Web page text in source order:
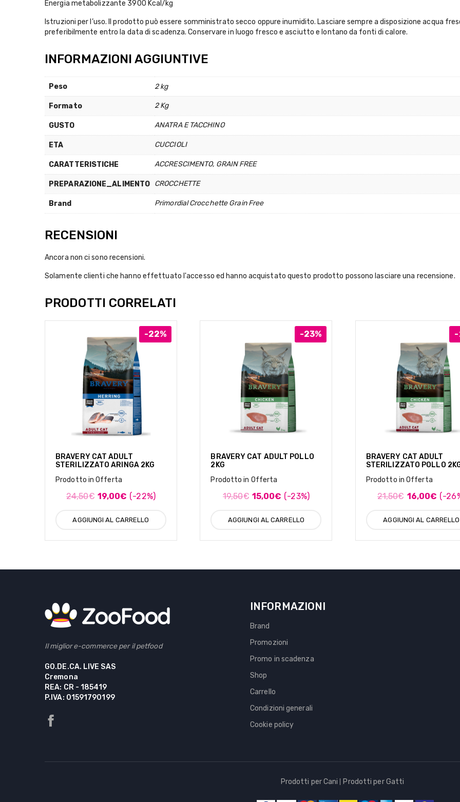
Energia metabolizzante 3900 Kcal/kg
Istruzioni per l’uso. Il prodotto può essere somministrato secco oppure inumidito. Lasciare sempre a disposizione acqua
preferibilmente entro la data di scadenza. Conservare in luogo fresco e asciutto e lontano da fonti di calore.
INFORMAZIONI AGGIUNTIVE
Peso 2 kg
Formato 2 Kg
GUSTO ANATRA E TACCHINO
ETA CUCCIOLI
CARATTERISTICHE ACCRESCIMENTO, GRAIN FREE
PREPARAZIONE_ALIMENTO CROCCHETTE
Brand Primordial Crocchette Grain Free
RECENSIONI
Ancora non ci sono recensioni.
Solamente clienti che hanno effettuato l'accesso ed hanno acquistato questo prodotto possono lasciare una recensione.
PRODOTTI CORRELATI
-22%
BRAVERY CAT ADULT
STERILIZZATO ARINGA 2KG
Prodotto in Offerta
24,50€ 19,00€ (-22%)
AGGIUNGI AL CARRELLO
-23%
BRAVERY CAT ADULT POLLO
2KG
Prodotto in Offerta
19,50€ 15,00€ (-23%)
AGGIUNGI AL CARRELLO
-
BRAVERY CAT ADULT
STERILIZZATO POLLO
Prodotto in Offerta
21,50€ 16,00€ (-
AGGIUNGI AL CARRELLO
Il miglior e-commerce per il petfood
GO.DE.CA. LIVE SAS
Cremona
REA: CR - 185419
P.IVA: 01591790199
INFORMAZIONI
Brand
Promozioni
Promo in scadenza
Shop
Carrello
Condizioni generali
Cookie policy
Prodotti per Cani Prodotti per Gatti